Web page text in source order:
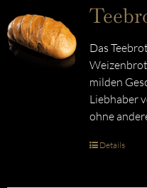
Das
milden
Liebhaber
ohne
Details